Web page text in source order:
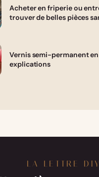
Acheter en friperie ou
trouver de belles pièces
Vernis semi-permanent
explications
LA LETTRE